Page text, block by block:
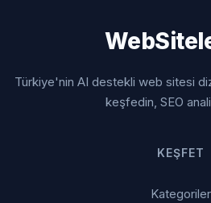
Türkiye'nin AI destekli web sitesi
keşfedin, SEO
KEŞFET
Kategoriler